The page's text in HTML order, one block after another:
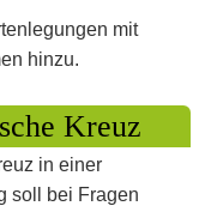
mit
hinzu.
Kreuz
in einer
soll bei Fragen